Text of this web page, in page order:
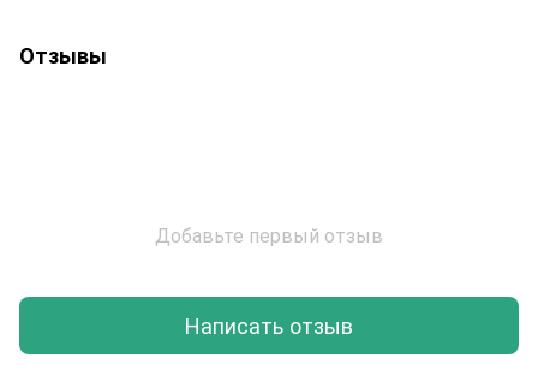
Отзывы
Добавьте первый отзыв
Написать отзыв